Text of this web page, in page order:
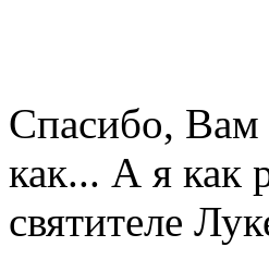
Спасибо,
как... А я как
святителе